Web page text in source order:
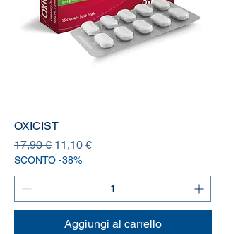
OXICIST
Prezzo regolare
17,90 € Prezzo scontato
11,10 €
SCONTO -38%
Aggiungi al carrello